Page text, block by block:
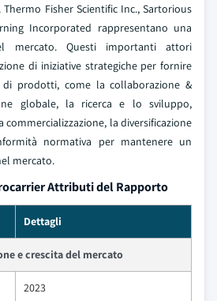
Fisher Scientific Inc., Sartorious
Incorporated rappresentano una
mercato. Questi importanti attori
di iniziative strategiche per fornire
prodotti, come la collaborazione &
globale, la ricerca e lo sviluppo,
commercializzazione, la diversificazione
normativa per mantenere un
mercato.
Attributi del Rapporto
Dettagli
e crescita del mercato
2023